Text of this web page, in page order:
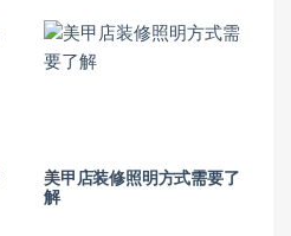
美甲店装修照明方式需要了
解